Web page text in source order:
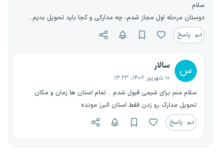
سلام
دوستان مرحله اول مجاز شدم، چه مدارکی و کجا باید تحویل بدیم...
پاسخ
س سالار
۱۰ شهریور ۱۴۰۲، ۱۴:۲۳
سلام منم برای شیمی قبول شدم .. تمام استان ها زمان و مکان
تحویل مدارک رو زدن فقط استان البرز مونده
پاسخ